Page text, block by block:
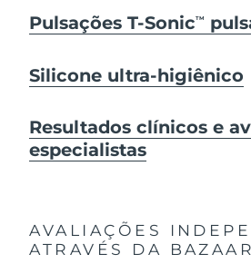
Pulsações T-SonicTM
Silicone ultra-higiênico
Resultados clínicos e
especialistas
AVALIAÇÕES
ATRAVÉS DA